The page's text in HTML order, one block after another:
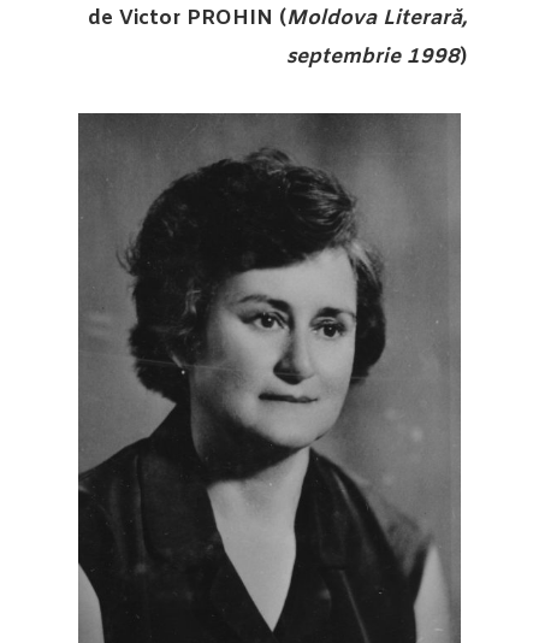
de Victor PROHIN (Moldova Literară,
septembrie 1998)